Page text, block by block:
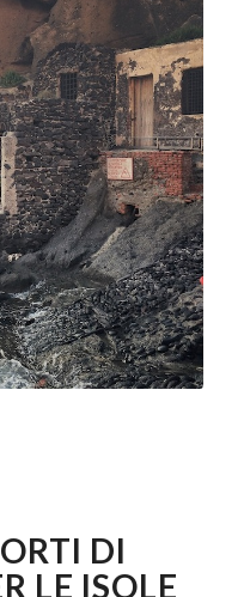
DI
LE ISOLE